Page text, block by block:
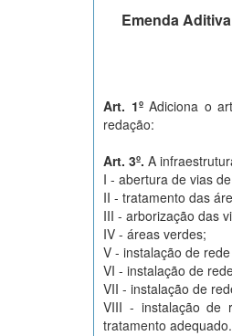
Emenda
Art. 1º Adiciona o
redação:
Art. 3º. A
I - abertura de vias
II - tratamento das
III - arborização das
IV - áreas verdes;
V - instalação de
VI - instalação de
VII - instalação de
VIII - instalação de
tratamento adequado.